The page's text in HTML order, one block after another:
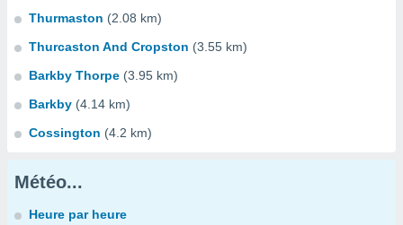
Thurmaston (2.08 km)
Thurcaston And Cropston (3.55 km)
Barkby Thorpe (3.95 km)
Barkby (4.14 km)
Cossington (4.2 km)
Météo...
Heure par heure